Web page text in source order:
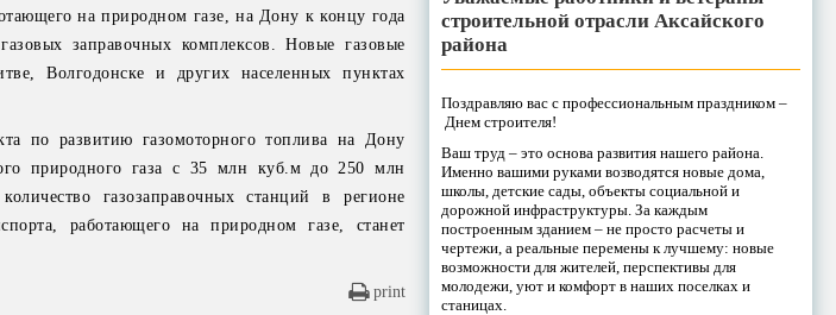
на природном газе, на Дону к концу года
заправочных комплексов. Новые газовые
Волгодонске и других населенных пунктах
по развитию газомоторного топлива на Дону
природного газа с 35 млн куб.м до 250 млн
газозаправочных станций в регионе
работающего на природном газе, станет
print
строительной отрасли Аксайского
района
Поздравляю вас с профессиональным праздником –
Днем строителя!
Ваш труд – это основа развития нашего района.
Именно вашими руками возводятся новые дома,
школы, детские сады, объекты социальной и
дорожной инфраструктуры. За каждым
построенным зданием – не просто расчеты и
чертежи, а реальные перемены к лучшему: новые
возможности для жителей, перспективы для
молодежи, уют и комфорт в наших поселках и
станицах.